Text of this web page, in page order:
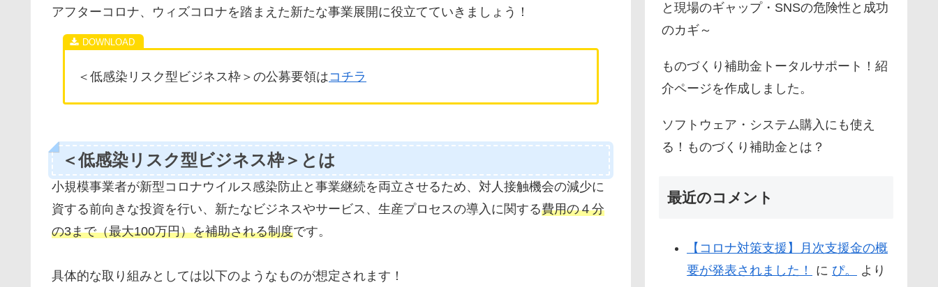
アフターコロナ、ウィズコロナを踏まえた新たな事業展開に役立てていきましょう！
＜低感染リスク型ビジネス枠＞の公募要領はコチラ
＜低感染リスク型ビジネス枠＞とは
小規模事業者が新型コロナウイルス感染防止と事業継続を両立させるため、対人接触機会の減少に
資する前向きな投資を行い、新たなビジネスやサービス、生産プロセスの導入に関する費用の４分
の3まで（最大100万円）を補助される制度です。
具体的な取り組みとしては以下のようなものが想定されます！
と現場のギャップ・SNSの危険性と成功
のカギ～
ものづくり補助金トータルサポート！紹
介ページを作成しました。
ソフトウェア・システム購入にも使え
る！ものづくり補助金とは？
最近のコメント
【コロナ対策支援】月次支援金の概
要が発表されました！
に ぴ。 より